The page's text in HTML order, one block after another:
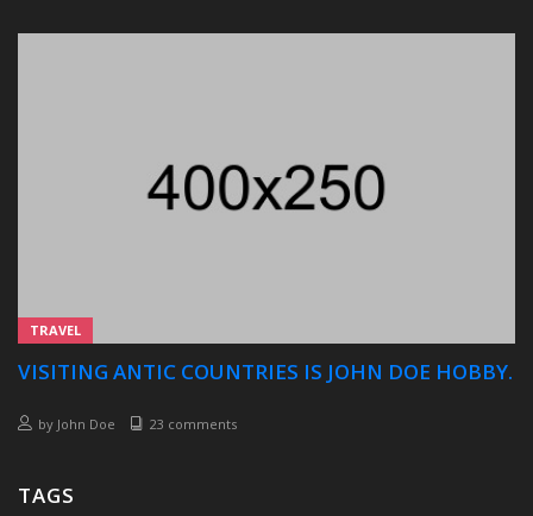
TRAVEL
VISITING ANTIC COUNTRIES IS JOHN DOE HOBBY.
by John Doe 23 comments
TAGS